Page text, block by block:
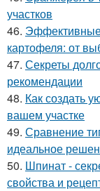
участков
46.
картофеля: от
47. Секреты
рекомендации
48. Как создать
вашем участке
49. Сравнение
идеальное
50. Шпинат -
свойства и